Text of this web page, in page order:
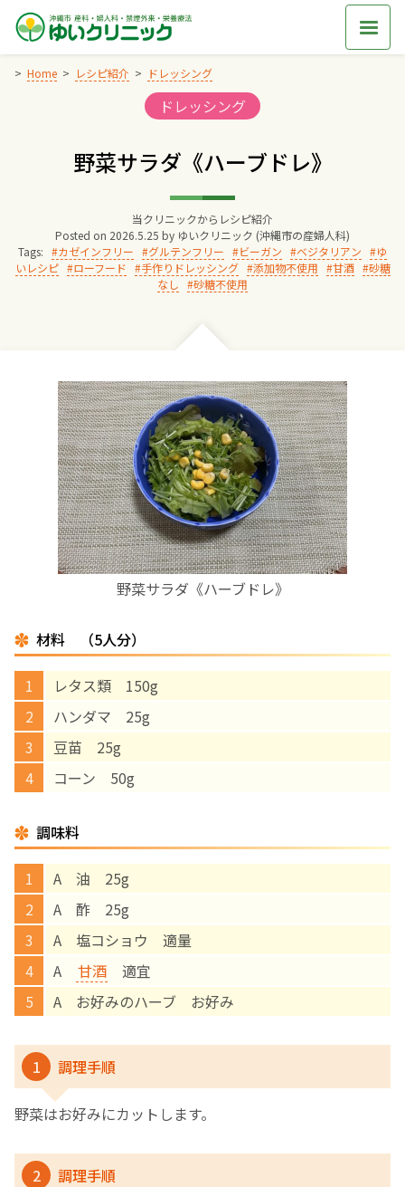
Skip
content
Home レシピ紹介 ドレッシング
Categories:
ドレッシング
野菜サラダ《ハーブドレ》
当クリニックからレシピ紹介
Posted on 2026.5.25 by ゆいクリニック (沖縄市の産婦人科)
Tags:
カゼインフリー グルテンフリー ビーガン ベジタリアン
ゆ
いレシピ
ローフード 手作りドレッシング 添加物不使用 甘酒
砂糖
なし
砂糖不使用
野菜サラダ《ハーブドレ》
材料 （5人分）
レタス類 150g
ハンダマ 25g
豆苗 25g
コーン 50g
調味料
A 油 25g
A 酢 25g
A 塩コショウ 適量
A 甘酒 適宜
A お好みのハーブ お好み
1 調理手順
野菜はお好みにカットします。
2 調理手順
院長からのごあいさつ
ゆいクリニックの経営理念
診療料金
妊婦健診
お産について
親と子の結びつき支援
母乳育児
予防接種
‘さんルーム’ でさまざまな講座・クラス
遠方にお住まいで当院での出産を希望される方へ
English Page